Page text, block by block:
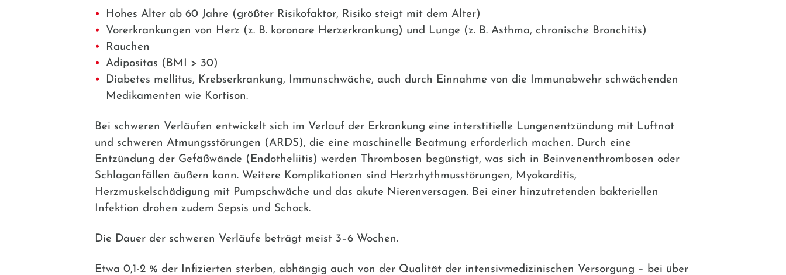
Hohes Alter ab 60 Jahre (größter Risikofaktor, Risiko steigt mit dem Alter)
Vorerkrankungen von Herz (z. B. koronare Herzerkrankung) und Lunge (z. B. Asthma, chronische Bronchitis)
Rauchen
Adipositas (BMI > 30)
Diabetes mellitus, Krebserkrankung, Immunschwäche, auch durch Einnahme von die Immunabwehr schwächenden
Medikamenten wie Kortison.
Bei schweren Verläufen entwickelt sich im Verlauf der Erkrankung eine interstitielle Lungenentzündung mit Luftnot
und schweren Atmungsstörungen (ARDS), die eine maschinelle Beatmung erforderlich machen. Durch eine
Entzündung der Gefäßwände (Endotheliitis) werden Thrombosen begünstigt, was sich in Beinvenenthrombosen oder
Schlaganfällen äußern kann. Weitere Komplikationen sind Herzrhythmusstörungen, Myokarditis,
Herzmuskelschädigung mit Pumpschwäche und das akute Nierenversagen. Bei einer hinzutretenden bakteriellen
Infektion drohen zudem Sepsis und Schock.
Die Dauer der schweren Verläufe beträgt meist 3–6 Wochen.
Etwa 0,1-2 % der Infizierten sterben, abhängig auch von der Qualität der intensivmedizinischen Versorgung – bei über